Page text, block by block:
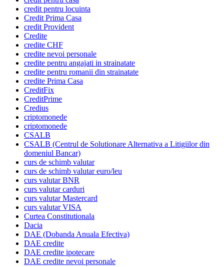
credit pentru locuinta
Credit Prima Casa
credit Provident
Credite
credite CHF
credite nevoi personale
credite pentru angajati in strainatate
credite pentru romanii din strainatate
credite Prima Casa
CreditFix
CreditPrime
Credius
criptomonede
criptomonede
CSALB
CSALB (Centrul de Solutionare Alternativa a Litigiilor din
domeniul Bancar)
curs de schimb valutar
curs de schimb valutar euro/leu
curs valutar BNR
curs valutar carduri
curs valutar Mastercard
curs valutar VISA
Curtea Constitutionala
Dacia
DAE (Dobanda Anuala Efectiva)
DAE credite
DAE credite ipotecare
DAE credite nevoi personale